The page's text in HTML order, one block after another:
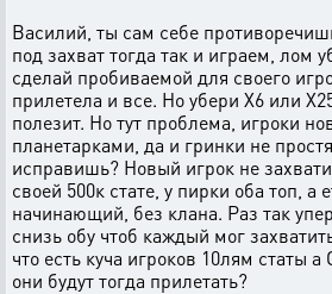
Василий, ты сам себе
под захват тогда так и играем, лом
сделай пробиваемой для своего
прилетела и все. Но убери Х6 или
полезит. Но тут проблема, игроки
планетарками, да и гринки не
исправишь? Новый игрок не
своей 500к стате, у пирки оба топ, а
начинающий, без клана. Раз так
снизь обу чтоб каждый мог
что есть куча игроков 10лям статы
они будут тогда прилетать?